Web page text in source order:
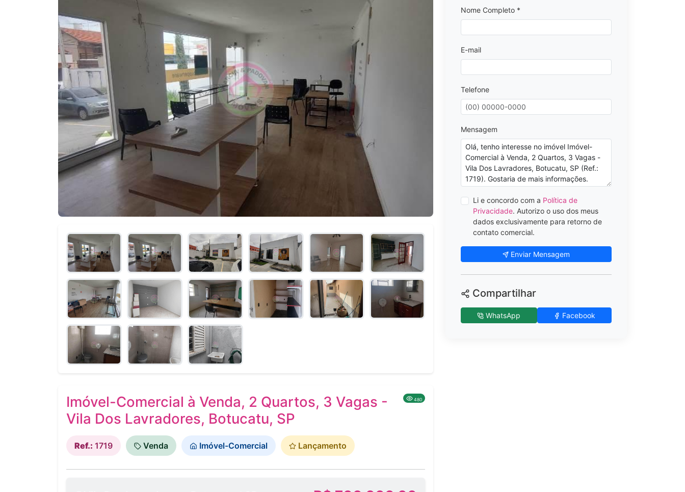
Imóvel-Comercial à Venda, 2 Quartos, 3 Vagas -
Vila Dos Lavradores, Botucatu, SP
480
Ref.: 1719 Venda Imóvel-Comercial Lançamento
Nome Completo *
E-mail
Telefone
Mensagem
Li e concordo com a Política de
Privacidade. Autorizo o uso dos meus
dados exclusivamente para retorno de
contato comercial.
Enviar Mensagem
Compartilhar
WhatsApp Facebook